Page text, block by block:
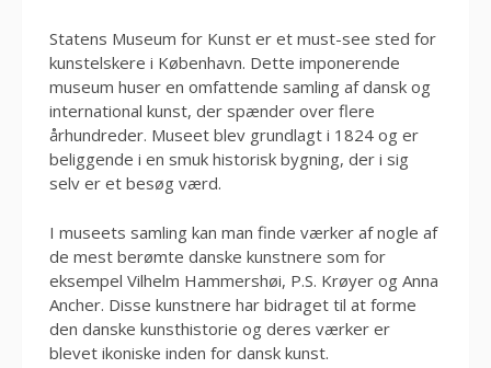
Statens Museum for Kunst er et must-see sted for
kunstelskere i København. Dette imponerende
museum huser en omfattende samling af dansk og
international kunst, der spænder over flere
århundreder. Museet blev grundlagt i 1824 og er
beliggende i en smuk historisk bygning, der i sig
selv er et besøg værd.
I museets samling kan man finde værker af nogle af
de mest berømte danske kunstnere som for
eksempel Vilhelm Hammershøi, P.S. Krøyer og Anna
Ancher. Disse kunstnere har bidraget til at forme
den danske kunsthistorie og deres værker er
blevet ikoniske inden for dansk kunst.